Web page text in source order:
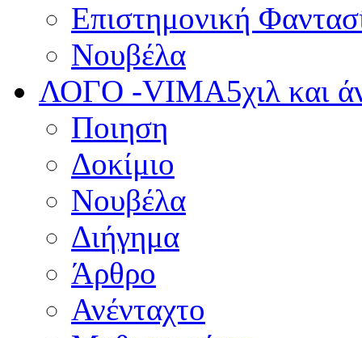
Επιστημονική
Νουβέλα
ΛΟΓΟ -VIMA5χιλ και
Ποιηση
Δοκίμιο
Νουβέλα
Διήγημα
Άρθρο
Ανένταχτο